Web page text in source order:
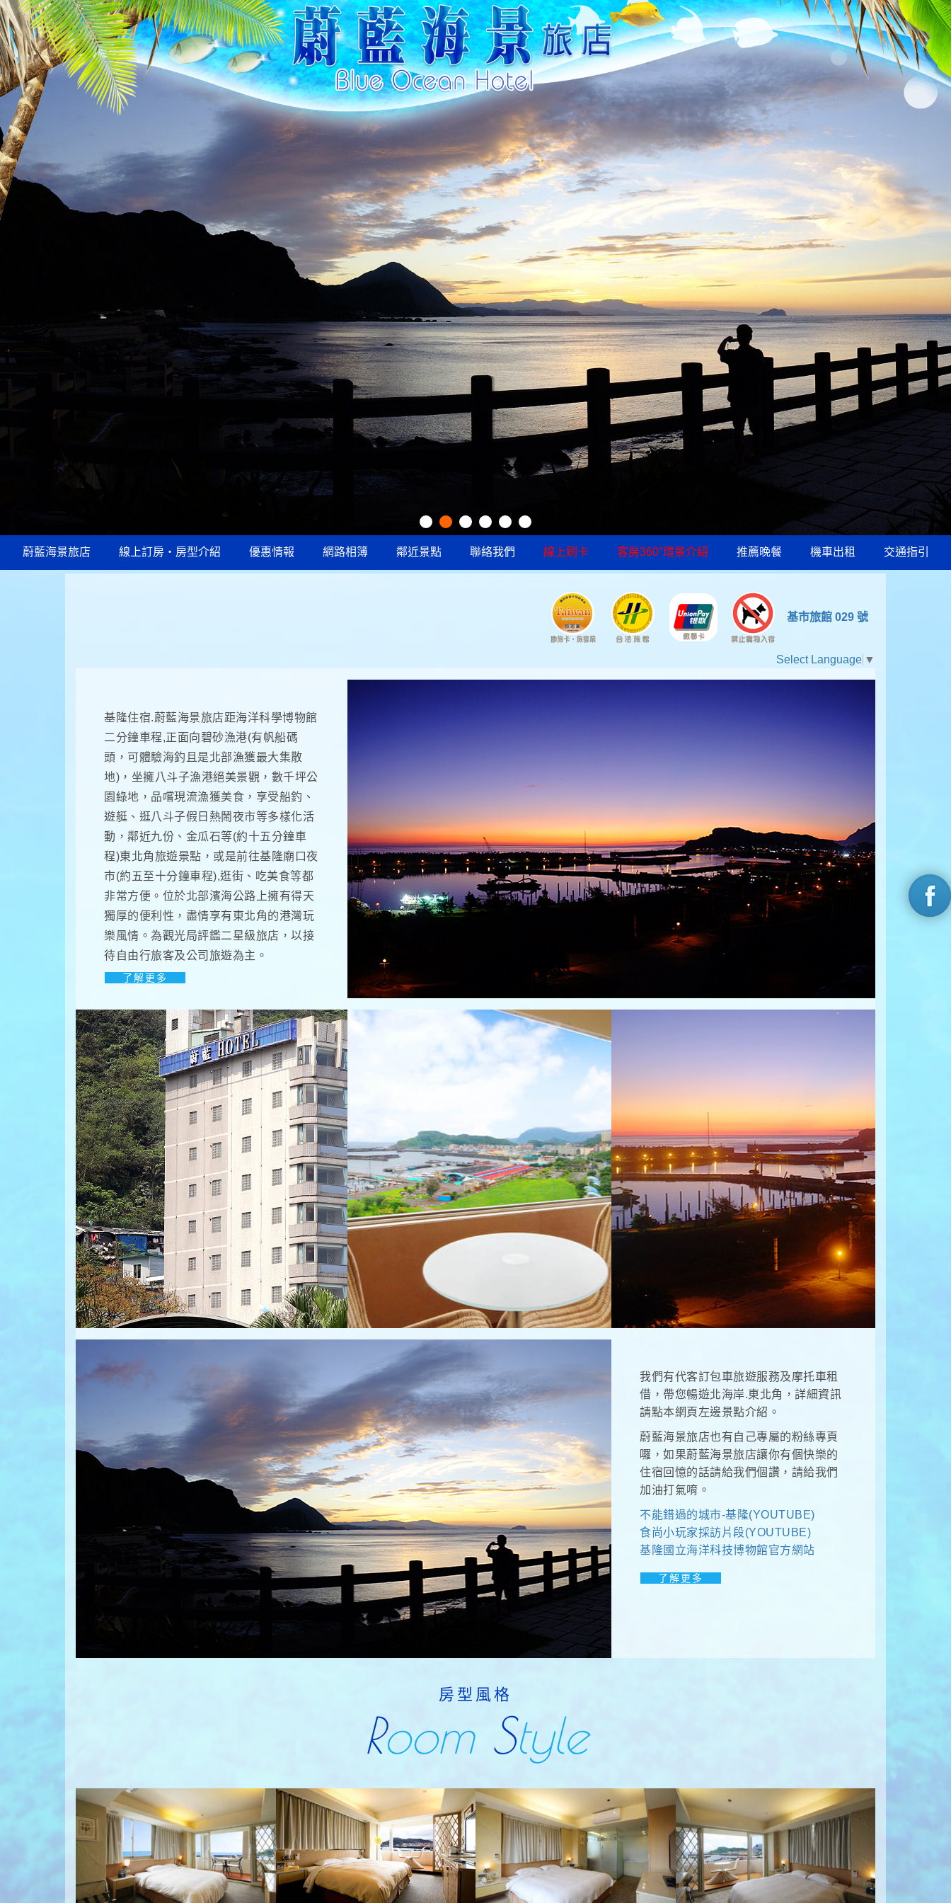
蔚藍海景旅店 線上訂房‧房型介紹 優惠情報 網路相簿 鄰近景點 聯絡我們 線上刷卡 客房360°環景介紹 推薦晚餐 機車出租 交通指引
基市旅館 029 號
Select Language ▼
基隆住宿.蔚藍海景旅店距海洋科學博物館
二分鐘車程,正面向碧砂漁港(有帆船碼
頭，可體驗海釣且是北部漁獲最大集散
地)，坐擁八斗子漁港絕美景觀，數千坪公
園綠地，品嚐現流漁獲美食，享受船釣、
遊艇、逛八斗子假日熱鬧夜市等多樣化活
動，鄰近九份、金瓜石等(約十五分鐘車
程)東北角旅遊景點，或是前往基隆廟口夜
市(約五至十分鐘車程),逛街、吃美食等都
非常方便。位於北部濱海公路上擁有得天
獨厚的便利性，盡情享有東北角的港灣玩
樂風情。為觀光局評鑑二星級旅店，以接
待自由行旅客及公司旅遊為主。
了解更多
我們有代客訂包車旅遊服務及摩托車租
借，帶您暢遊北海岸.東北角，詳細資訊
請點本網頁左邊景點介紹。
蔚藍海景旅店也有自己專屬的粉絲專頁
囉，如果蔚藍海景旅店讓你有個快樂的
住宿回憶的話請給我們個讚，請給我們
加油打氣唷。
不能錯過的城市-基隆(YOUTUBE)
食尚小玩家採訪片段(YOUTUBE)
基隆國立海洋科技博物館官方網站
了解更多
房型風格
Room Style